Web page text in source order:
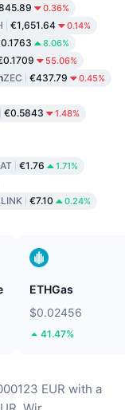
0.36%
€1,651.64 0.14%
8.06%
55.06%
ZEC €437.79 0.45%
€0.5843 1.48%
€1.76 1.71%
LINK €7.10 0.24%
ETHGas
$0.02456
41.47%
EUR with a